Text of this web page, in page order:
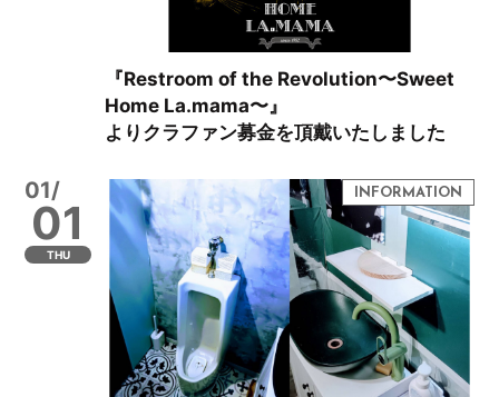
『Restroom of the Revolution〜Sweet
Home La.mama〜』
よりクラファン募金を頂戴いたしました
01/
01
THU